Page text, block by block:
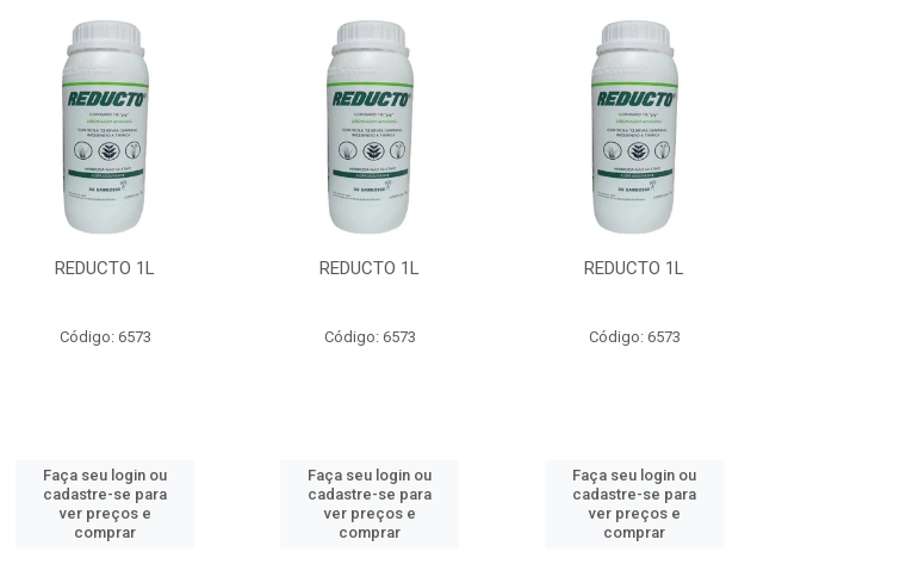
REDUCTO 1L
Código: 6573
Faça seu login ou
cadastre-se para
ver preços e
comprar
REDUCTO 1L
Código: 6573
Faça seu login ou
cadastre-se para
ver preços e
comprar
REDUCTO 1L
Código: 6573
Faça seu login ou
cadastre-se para
ver preços e
comprar